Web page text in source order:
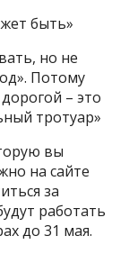
быть»
но не
Потому
– это
тротуар»
вы
на сайте
за
работать
до 31 мая.